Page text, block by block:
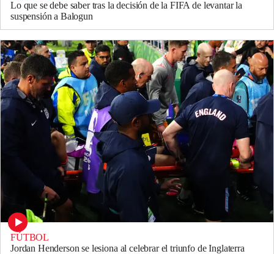
Lo que se debe saber tras la decisión de la FIFA de levantar la
suspensión a Balogun
FÚTBOL
Jordan Henderson se lesiona al celebrar el triunfo de Inglaterra